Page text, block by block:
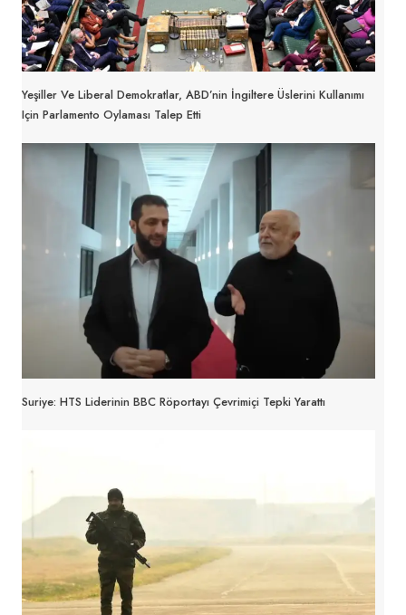
Yeşiller Ve Liberal Demokratlar, ABD’nin İngiltere Üslerini Kullanımı
Için Parlamento Oylaması Talep Etti
Suriye: HTS Liderinin BBC Röportayı Çevrimiçi Tepki Yarattı